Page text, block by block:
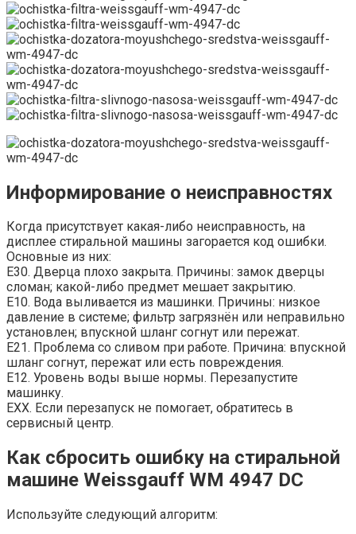
Информирование о неисправностях
Когда присутствует какая-либо неисправность, на
дисплее стиральной машины загорается код ошибки.
Основные из них:
E30. Дверца плохо закрыта. Причины: замок дверцы
сломан; какой-либо предмет мешает закрытию.
E10. Вода выливается из машинки. Причины: низкое
давление в системе; фильтр загрязнён или неправильно
установлен; впускной шланг согнут или пережат.
E21. Проблема со сливом при работе. Причина: впускной
шланг согнут, пережат или есть повреждения.
E12. Уровень воды выше нормы. Перезапустите
машинку.
EXX. Если перезапуск не помогает, обратитесь в
сервисный центр.
Как сбросить ошибку на стиральной
машине Weissgauff WM 4947 DC
Используйте следующий алгоритм: